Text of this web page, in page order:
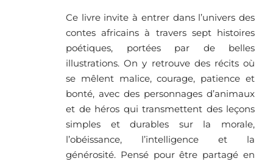
Ce livre invite à entrer dans l’univers des
contes africains à travers sept histoires
poétiques, portées par de belles
illustrations. On y retrouve des récits où
se mêlent malice, courage, patience et
bonté, avec des personnages d’animaux
et de héros qui transmettent des leçons
simples et durables sur la morale,
l’obéissance, l’intelligence et la
générosité. Pensé pour être partagé en